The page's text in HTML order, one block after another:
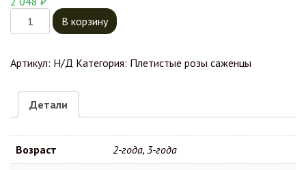
Количество товара Роза Плетистая Сахара
В корзину
Артикул: Н/Д Категория: Плетистые розы саженцы
Детали
Возраст 2-года, 3-года